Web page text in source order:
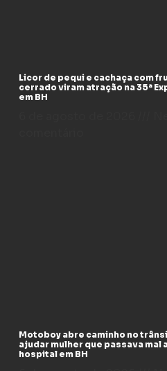
Licor de pequi e cachaça com
cerrado viram atração na 35ª
em BH
Motoboy abre caminho no
ajudar mulher que passava mal
hospital em BH